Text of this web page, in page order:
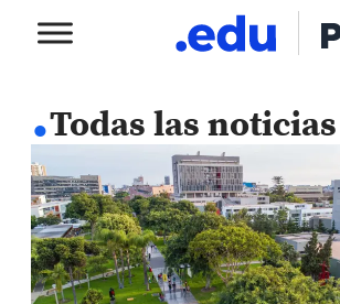
.Todas las noticias